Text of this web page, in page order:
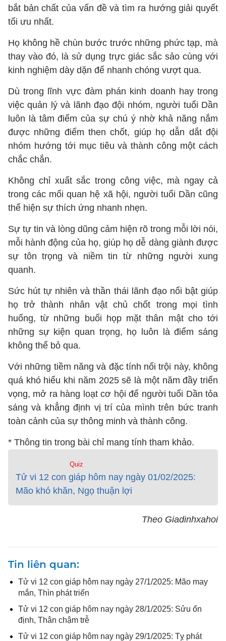
bắt bản chất của vấn đề và tìm ra hướng giải quyết
tối ưu nhất.
Họ không hề chùn bước trước những phức tạp, mà
thay vào đó, là sử dụng trực giác sắc sảo cùng với
kinh nghiệm dày dặn để nhanh chóng vượt qua.
Dù trong lĩnh vực đàm phán kinh doanh hay trong
việc quản lý và lãnh đạo đội nhóm, người tuổi Dần
luôn là tâm điểm của sự chú ý nhờ khả năng nắm
được những điểm then chốt, giúp họ dẫn dắt đội
nhóm hướng tới mục tiêu và thành công một cách
chắc chắn.
Không chỉ xuất sắc trong công việc, mà ngay cả
trong các mối quan hệ xã hội, người tuổi Dần cũng
thể hiện sự thích ứng nhanh nhẹn.
Sự tự tin và lòng dũng cảm hiện rõ trong mỗi lời nói,
mỗi hành động của họ, giúp họ dễ dàng giành được
sự tôn trọng và niềm tin từ những người xung
quanh.
Sức hút tự nhiên và thần thái lãnh đạo nổi bật giúp
họ trở thành nhân vật chủ chốt trong mọi tình
huống, từ những buổi họp mặt thân mật cho tới
những sự kiện quan trọng, họ luôn là điểm sáng
không thể bỏ qua.
Với những tiềm năng và đặc tính nổi trội này, không
quá khó hiểu khi năm 2025 sẽ là một năm đầy triển
vọng, mở ra hàng loạt cơ hội để người tuổi Dần tỏa
sáng và khẳng định vị trí của mình trên bức tranh
toàn cảnh của sự thông minh và thành công.
* Thông tin trong bài chỉ mang tính tham khảo.
Quiz
Tử vi 12 con giáp hôm nay ngày 01/02/2025:
Mão khó khăn, Ngọ thuận lợi
Theo Giadinhxahoi
Tin liên quan
Tử vi 12 con giáp hôm nay ngày 27/1/2025: Mão may
mắn, Thìn phát triển
Tử vi 12 con giáp hôm nay ngày 28/1/2025: Sửu ổn
định, Thân chậm trễ
Tử vi 12 con giáp hôm nay ngày 29/1/2025: Tỵ phát